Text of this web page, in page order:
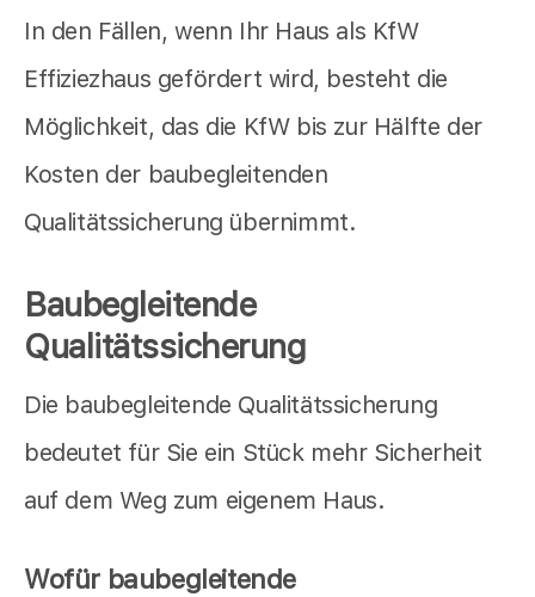
In den Fällen, wenn Ihr Haus als KfW
Effiziezhaus gefördert wird, besteht die
Möglichkeit, das die KfW bis zur Hälfte der
Kosten der baubegleitenden
Qualitätssicherung übernimmt.
Baubegleitende
Qualitätssicherung
Die baubegleitende Qualitätssicherung
bedeutet für Sie ein Stück mehr Sicherheit
auf dem Weg zum eigenem Haus.
Wofür baubegleitende